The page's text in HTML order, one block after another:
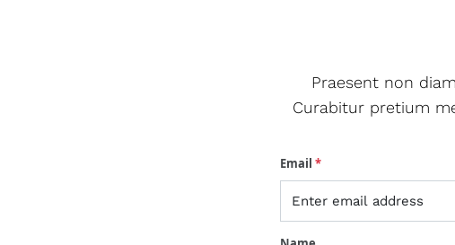
Praesent non
Curabitur pretium
Email *